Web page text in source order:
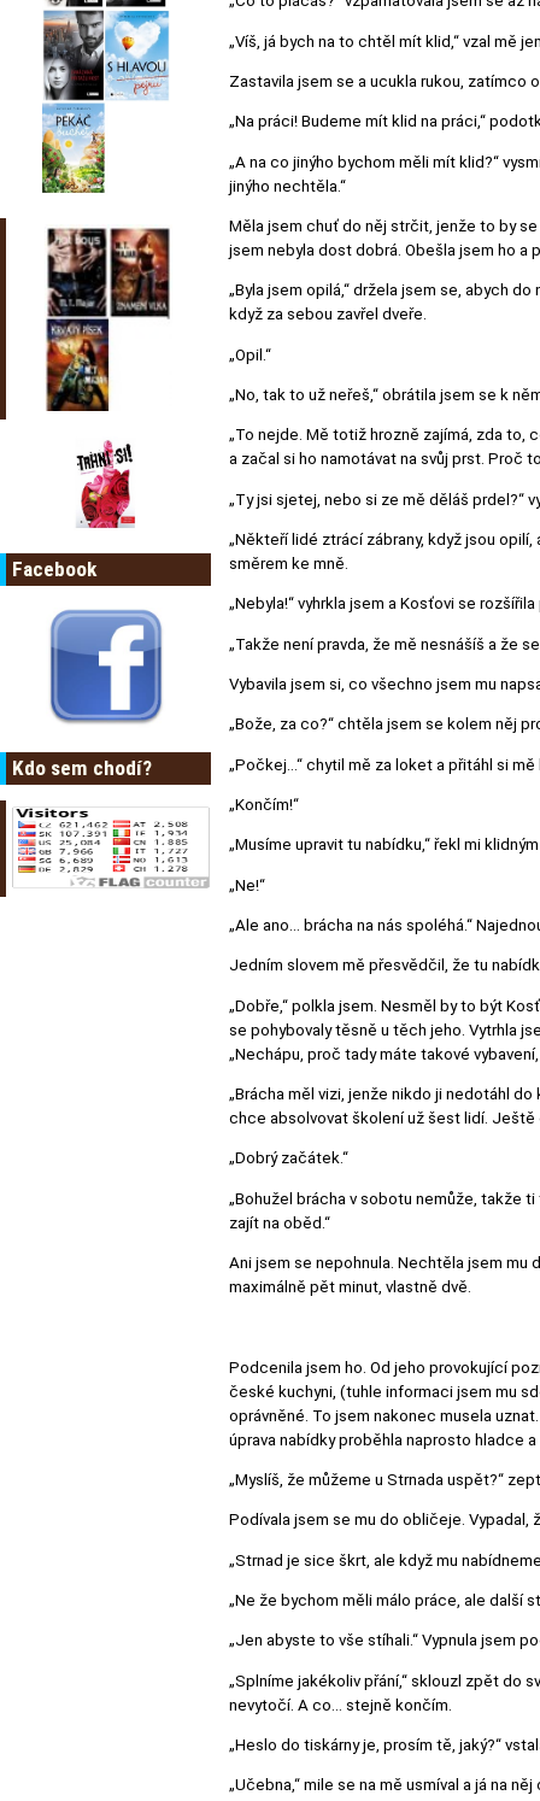
Facebook
Kdo sem chodí?
„Víš, já bych na to chtěl mít klid,“ vzal mě
Zastavila jsem se a ucukla rukou, zatímco
„Na práci! Budeme mít klid na práci,“
„A na co jinýho bychom měli mít klid?“
jinýho nechtěla.“
Měla jsem chuť do něj strčit, jenže to by
jsem nebyla dost dobrá. Obešla jsem ho
„Byla jsem opilá,“ držela jsem se, abych
když za sebou zavřel dveře.
„Opil.“
„No, tak to už neřeš,“ obrátila jsem se k
„To nejde. Mě totiž hrozně zajímá, zda to,
a začal si ho namotávat na svůj prst. Proč
„Ty jsi sjetej, nebo si ze mě děláš prdel?“
„Někteří lidé ztrácí zábrany, když jsou
směrem ke mně.
„Nebyla!“ vyhrkla jsem a Kosťovi se
„Takže není pravda, že mě nesnášíš a že
Vybavila jsem si, co všechno jsem mu
„Bože, za co?“ chtěla jsem se kolem něj
„Počkej…“ chytil mě za loket a přitáhl si mě
„Končím!“
„Musíme upravit tu nabídku,“ řekl mi
„Ne!“
„Ale ano… brácha na nás spoléhá.“
Jedním slovem mě přesvědčil, že tu
„Dobře,“ polkla jsem. Nesměl by to být
se pohybovaly těsně u těch jeho. Vytrhla
„Nechápu, proč tady máte takové
„Brácha měl vizi, jenže nikdo ji nedotáhl
chce absolvovat školení už šest lidí. Ještě
„Dobrý začátek.“
„Bohužel brácha v sobotu nemůže, takže
zajít na oběd.“
Ani jsem se nepohnula. Nechtěla jsem mu
maximálně pět minut, vlastně dvě.
Podcenila jsem ho. Od jeho provokující
české kuchyni, (tuhle informaci jsem mu
oprávněné. To jsem nakonec musela
úprava nabídky proběhla naprosto hladce
„Myslíš, že můžeme u Strnada uspět?“
Podívala jsem se mu do obličeje. Vypadal,
„Strnad je sice škrt, ale když mu
„Ne že bychom měli málo práce, ale další
„Jen abyste to vše stíhali.“ Vypnula jsem
„Splníme jakékoliv přání,“ sklouzl zpět do
nevytočí. A co… stejně končím.
„Heslo do tiskárny je, prosím tě, jaký?“
„Učebna,“ mile se na mě usmíval a já na něj